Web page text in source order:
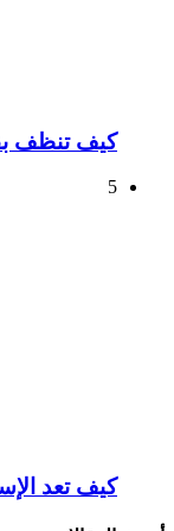
كيف تنظف
5
كيف تعد